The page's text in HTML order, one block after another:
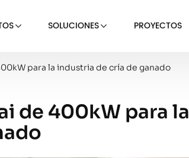
SOLUCIONES PROYECTOS
para la industria de cría de ganado
de 400kW para la